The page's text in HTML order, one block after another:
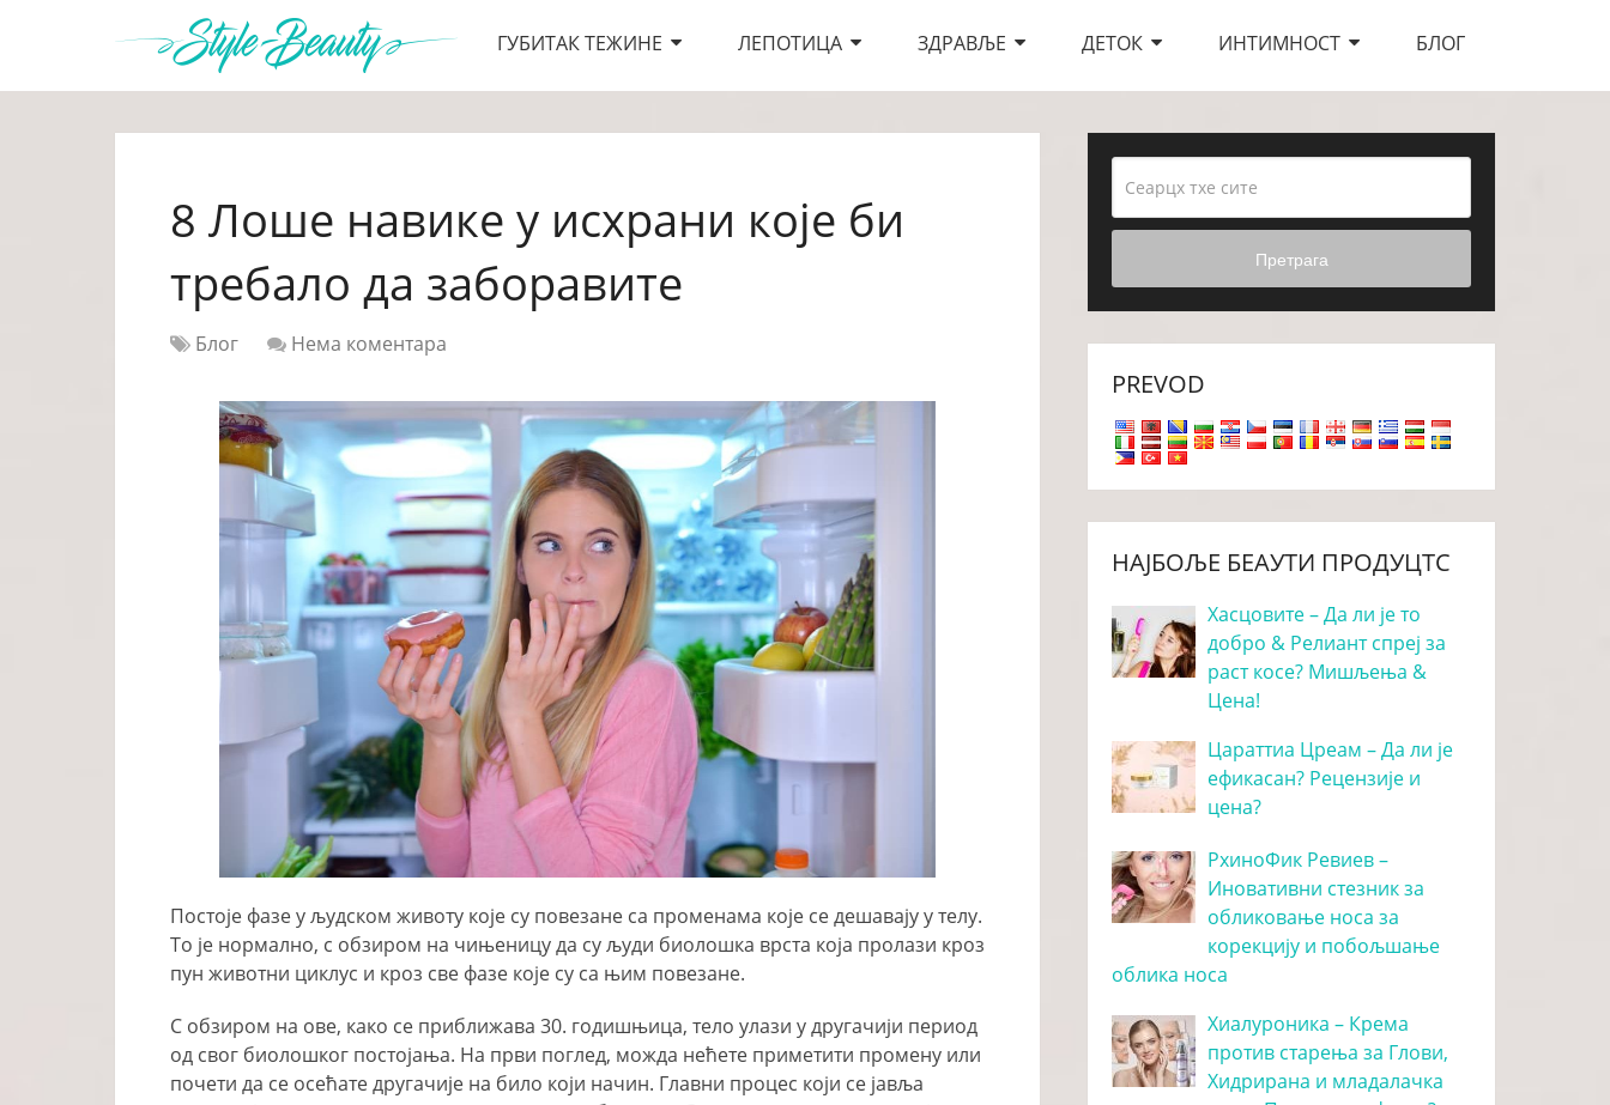
ГУБИТАК ТЕЖИНЕ ЛЕПОТИЦА ЗДРАВЉЕ ДЕТОК ИНТИМНОСТ БЛОГ
8 Лоше навике у исхрани које би
требало да заборавите
Блог Нема коментара
Постоје фазе у људском животу које су повезане са променама које се дешавају у телу.
То је нормално, с обзиром на чињеницу да су људи биолошка врста која пролази кроз
пун животни циклус и кроз све фазе које су са њим повезане.
С обзиром на ове, како се приближава 30. годишњица, тело улази у другачији период
од свог биолошког постојања. На први поглед, можда нећете приметити промену или
почети да се осећате другачије на било који начин. Главни процес који се јавља
Претрага
PREVOD
НАЈБОЉЕ БЕАУТИ ПРОДУЦТС
Хасцовите – Да ли је то
добро & Релиант спреј за
раст косе? Мишљења &
Цена!
Цараттиа Цреам – Да ли је
ефикасан? Рецензије и
цена?
РхиноФик Ревиев –
Иновативни стезник за
обликовање носа за
корекцију и побољшање
облика носа
Хиалуроника – Крема
против старења за Глови,
Хидрирана и младалачка